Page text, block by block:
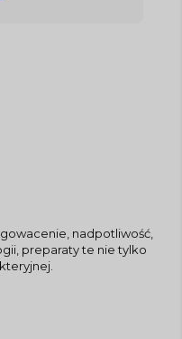
nadpotliwość,
preparaty te nie tylko